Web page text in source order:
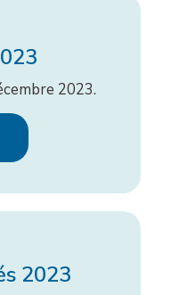
2023.
2023